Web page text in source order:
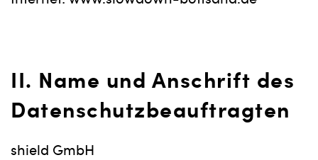
II. Name und Anschrift des
Datenschutzbeauftragten
shield GmbH